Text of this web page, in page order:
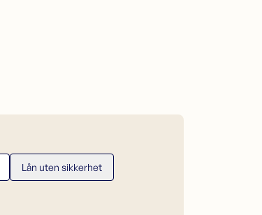
Lån uten sikkerhet